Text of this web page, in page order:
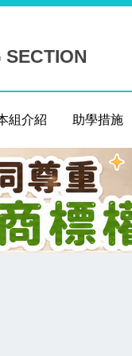
組介紹 助學措施